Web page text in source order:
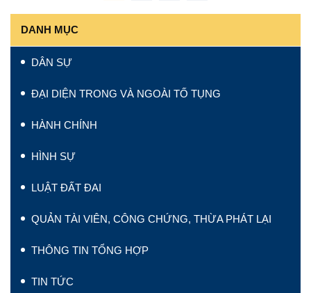
DANH MỤC
DÂN SỰ
ĐẠI DIỆN TRONG VÀ NGOÀI TỐ TỤNG
HÀNH CHÍNH
HÌNH SỰ
LUẬT ĐẤT ĐAI
QUẢN TÀI VIÊN, CÔNG CHỨNG, THỪA PHÁT LẠI
THÔNG TIN TỔNG HỢP
TIN TỨC